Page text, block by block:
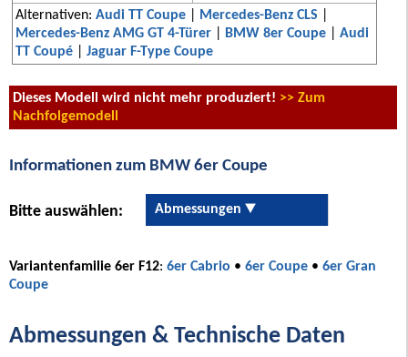
Alternativen: Audi TT Coupe Mercedes-Benz CLS
Mercedes-Benz AMG GT 4-Türer
BMW 8er Coupe
Audi
TT Coupé
Jaguar F-Type Coupe
Dieses Modell wird nicht mehr produziert! >> Zum
Nachfolgemodell
Informationen zum BMW 6er Coupe
Bitte auswählen: Abmessungen
Variantenfamilie 6er F12: 6er Cabrio • 6er Coupe • 6er Gran
Coupe
Abmessungen & Technische Daten